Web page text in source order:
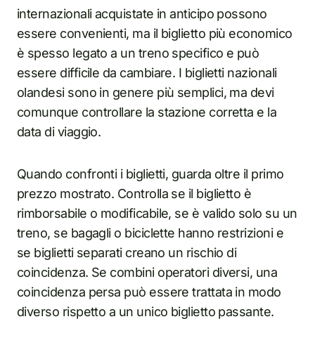
internazionali acquistate in anticipo possono
essere convenienti, ma il biglietto più economico
è spesso legato a un treno specifico e può
essere difficile da cambiare. I biglietti nazionali
olandesi sono in genere più semplici, ma devi
comunque controllare la stazione corretta e la
data di viaggio.
Quando confronti i biglietti, guarda oltre il primo
prezzo mostrato. Controlla se il biglietto è
rimborsabile o modificabile, se è valido solo su un
treno, se bagagli o biciclette hanno restrizioni e
se biglietti separati creano un rischio di
coincidenza. Se combini operatori diversi, una
coincidenza persa può essere trattata in modo
diverso rispetto a un unico biglietto passante.